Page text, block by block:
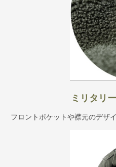
ミリタリ
フロントポケットや襟元のデザ